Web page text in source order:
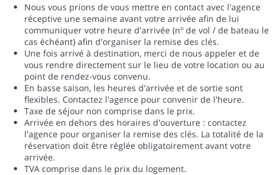
Nous vous prions de vous mettre en contact avec l'agence
réceptive une semaine avant votre arrivée afin de lui
communiquer votre heure d'arrivée (nº de vol / de bateau le
cas échéant) afin d'organiser la remise des clés.
Une fois arrivé à destination, merci de nous appeler et de
vous rendre directement sur le lieu de votre location ou au
point de rendez-vous convenu.
En basse saison, les heures d'arrivée et de sortie sont
flexibles. Contactez l'agence pour convenir de l'heure.
Taxe de séjour non comprise dans le prix.
Arrivée en dehors des horaires d'ouverture : contactez
l'agence pour organiser la remise des clés. La totalité de la
réservation doit être réglée obligatoirement avant votre
arrivée.
TVA comprise dans le prix du logement.